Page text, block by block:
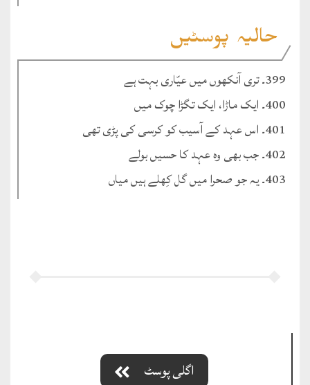
حالیہ پوسٹیں
399۔ تری آنکھوں میں عیّاری بہت ہے
400۔ ایک ماڑا، ایک تگڑا چوک میں
401۔ اس عہد کے آسیب کو کرسی کی پڑی تھی
402۔ جب بھی وہ عہد کا حسیں بولے
403۔ یہ جو صحرا میں گل کِھلے ہیں میاں
اگلی پوسٹ